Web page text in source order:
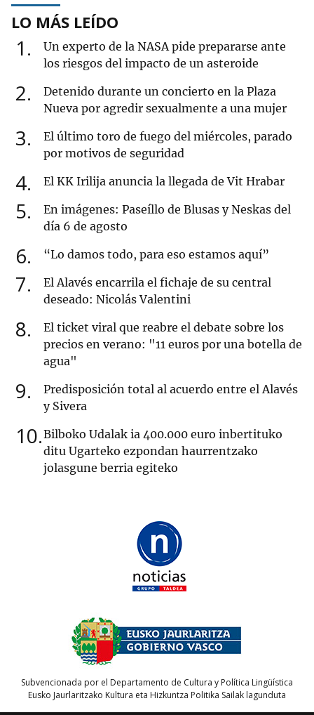
LO MÁS LEÍDO
1
Un experto de la NASA pide prepararse ante
los riesgos del impacto de un asteroide
2
Detenido durante un concierto en la Plaza
Nueva por agredir sexualmente a una mujer
3
El último toro de fuego del miércoles, parado
por motivos de seguridad
4 El KK Irilija anuncia la llegada de Vit Hrabar
5
En imágenes: Paseíllo de Blusas y Neskas del
día 6 de agosto
6 “Lo damos todo, para eso estamos aquí”
7
El Alavés encarrila el fichaje de su central
deseado: Nicolás Valentini
8
El ticket viral que reabre el debate sobre los
precios en verano: "11 euros por una botella de
agua"
9
Predisposición total al acuerdo entre el Alavés
y Sivera
10 Bilboko Udalak ia 400.000 euro inbertituko
ditu Ugarteko ezpondan haurrentzako
jolasgune berria egiteko
Subvencionada por el Departamento de Cultura y Política Lingüística
Eusko Jaurlaritzako Kultura eta Hizkuntza Politika Sailak lagunduta